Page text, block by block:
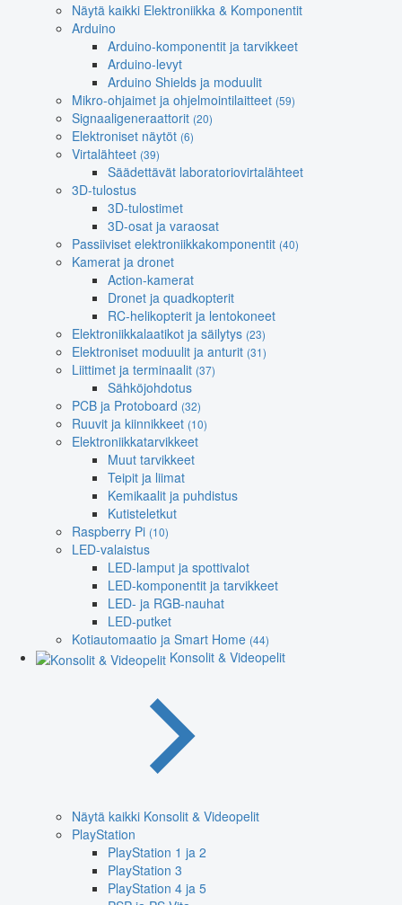
Näytä kaikki Elektroniikka & Komponentit
Arduino
Arduino-komponentit ja tarvikkeet
Arduino-levyt
Arduino Shields ja moduulit
Mikro-ohjaimet ja ohjelmointilaitteet (59)
Signaaligeneraattorit (20)
Elektroniset näytöt (6)
Virtalähteet (39)
Säädettävät laboratoriovirtalähteet
3D-tulostus
3D-tulostimet
3D-osat ja varaosat
Passiiviset elektroniikkakomponentit (40)
Kamerat ja dronet
Action-kamerat
Dronet ja quadkopterit
RC-helikopterit ja lentokoneet
Elektroniikkalaatikot ja säilytys (23)
Elektroniset moduulit ja anturit (31)
Liittimet ja terminaalit (37)
Sähköjohdotus
PCB ja Protoboard (32)
Ruuvit ja kiinnikkeet (10)
Elektroniikkatarvikkeet
Muut tarvikkeet
Teipit ja liimat
Kemikaalit ja puhdistus
Kutisteletkut
Raspberry Pi (10)
LED-valaistus
LED-lamput ja spottivalot
LED-komponentit ja tarvikkeet
LED- ja RGB-nauhat
LED-putket
Kotiautomaatio ja Smart Home (44)
Konsolit & Videopelit
Näytä kaikki Konsolit & Videopelit
PlayStation
PlayStation 1 ja 2
PlayStation 3
PlayStation 4 ja 5